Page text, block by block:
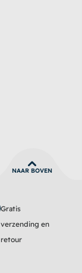
NAAR BOVEN
Gratis
verzending en
retour